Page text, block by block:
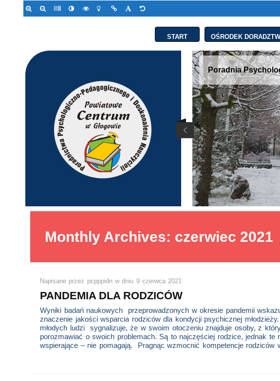
START OŚRODEK
Poradnia
Monthly Archives: czerwiec 2021
Napisane przez pcpppidn w dniu 9 czerwca 2021
PANDEMIA DLA RODZICÓW
Wyniki badań naukowych przeprowadzonych w okresie pandemii
znaczenie jakości wsparcia rodziców dla kondycji psychicznej
młodych ludzi sygnalizuje, że w swoim otoczeniu znajduje osoby, z
porozmawiać o swoich problemach. Są to najczęściej rodzice, jednak te
wspierające – nie pomagają. Pragnąc wzmocnić kompetencje rodziców